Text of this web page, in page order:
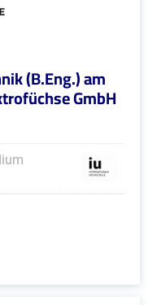
(B.Eng.) am
GmbH